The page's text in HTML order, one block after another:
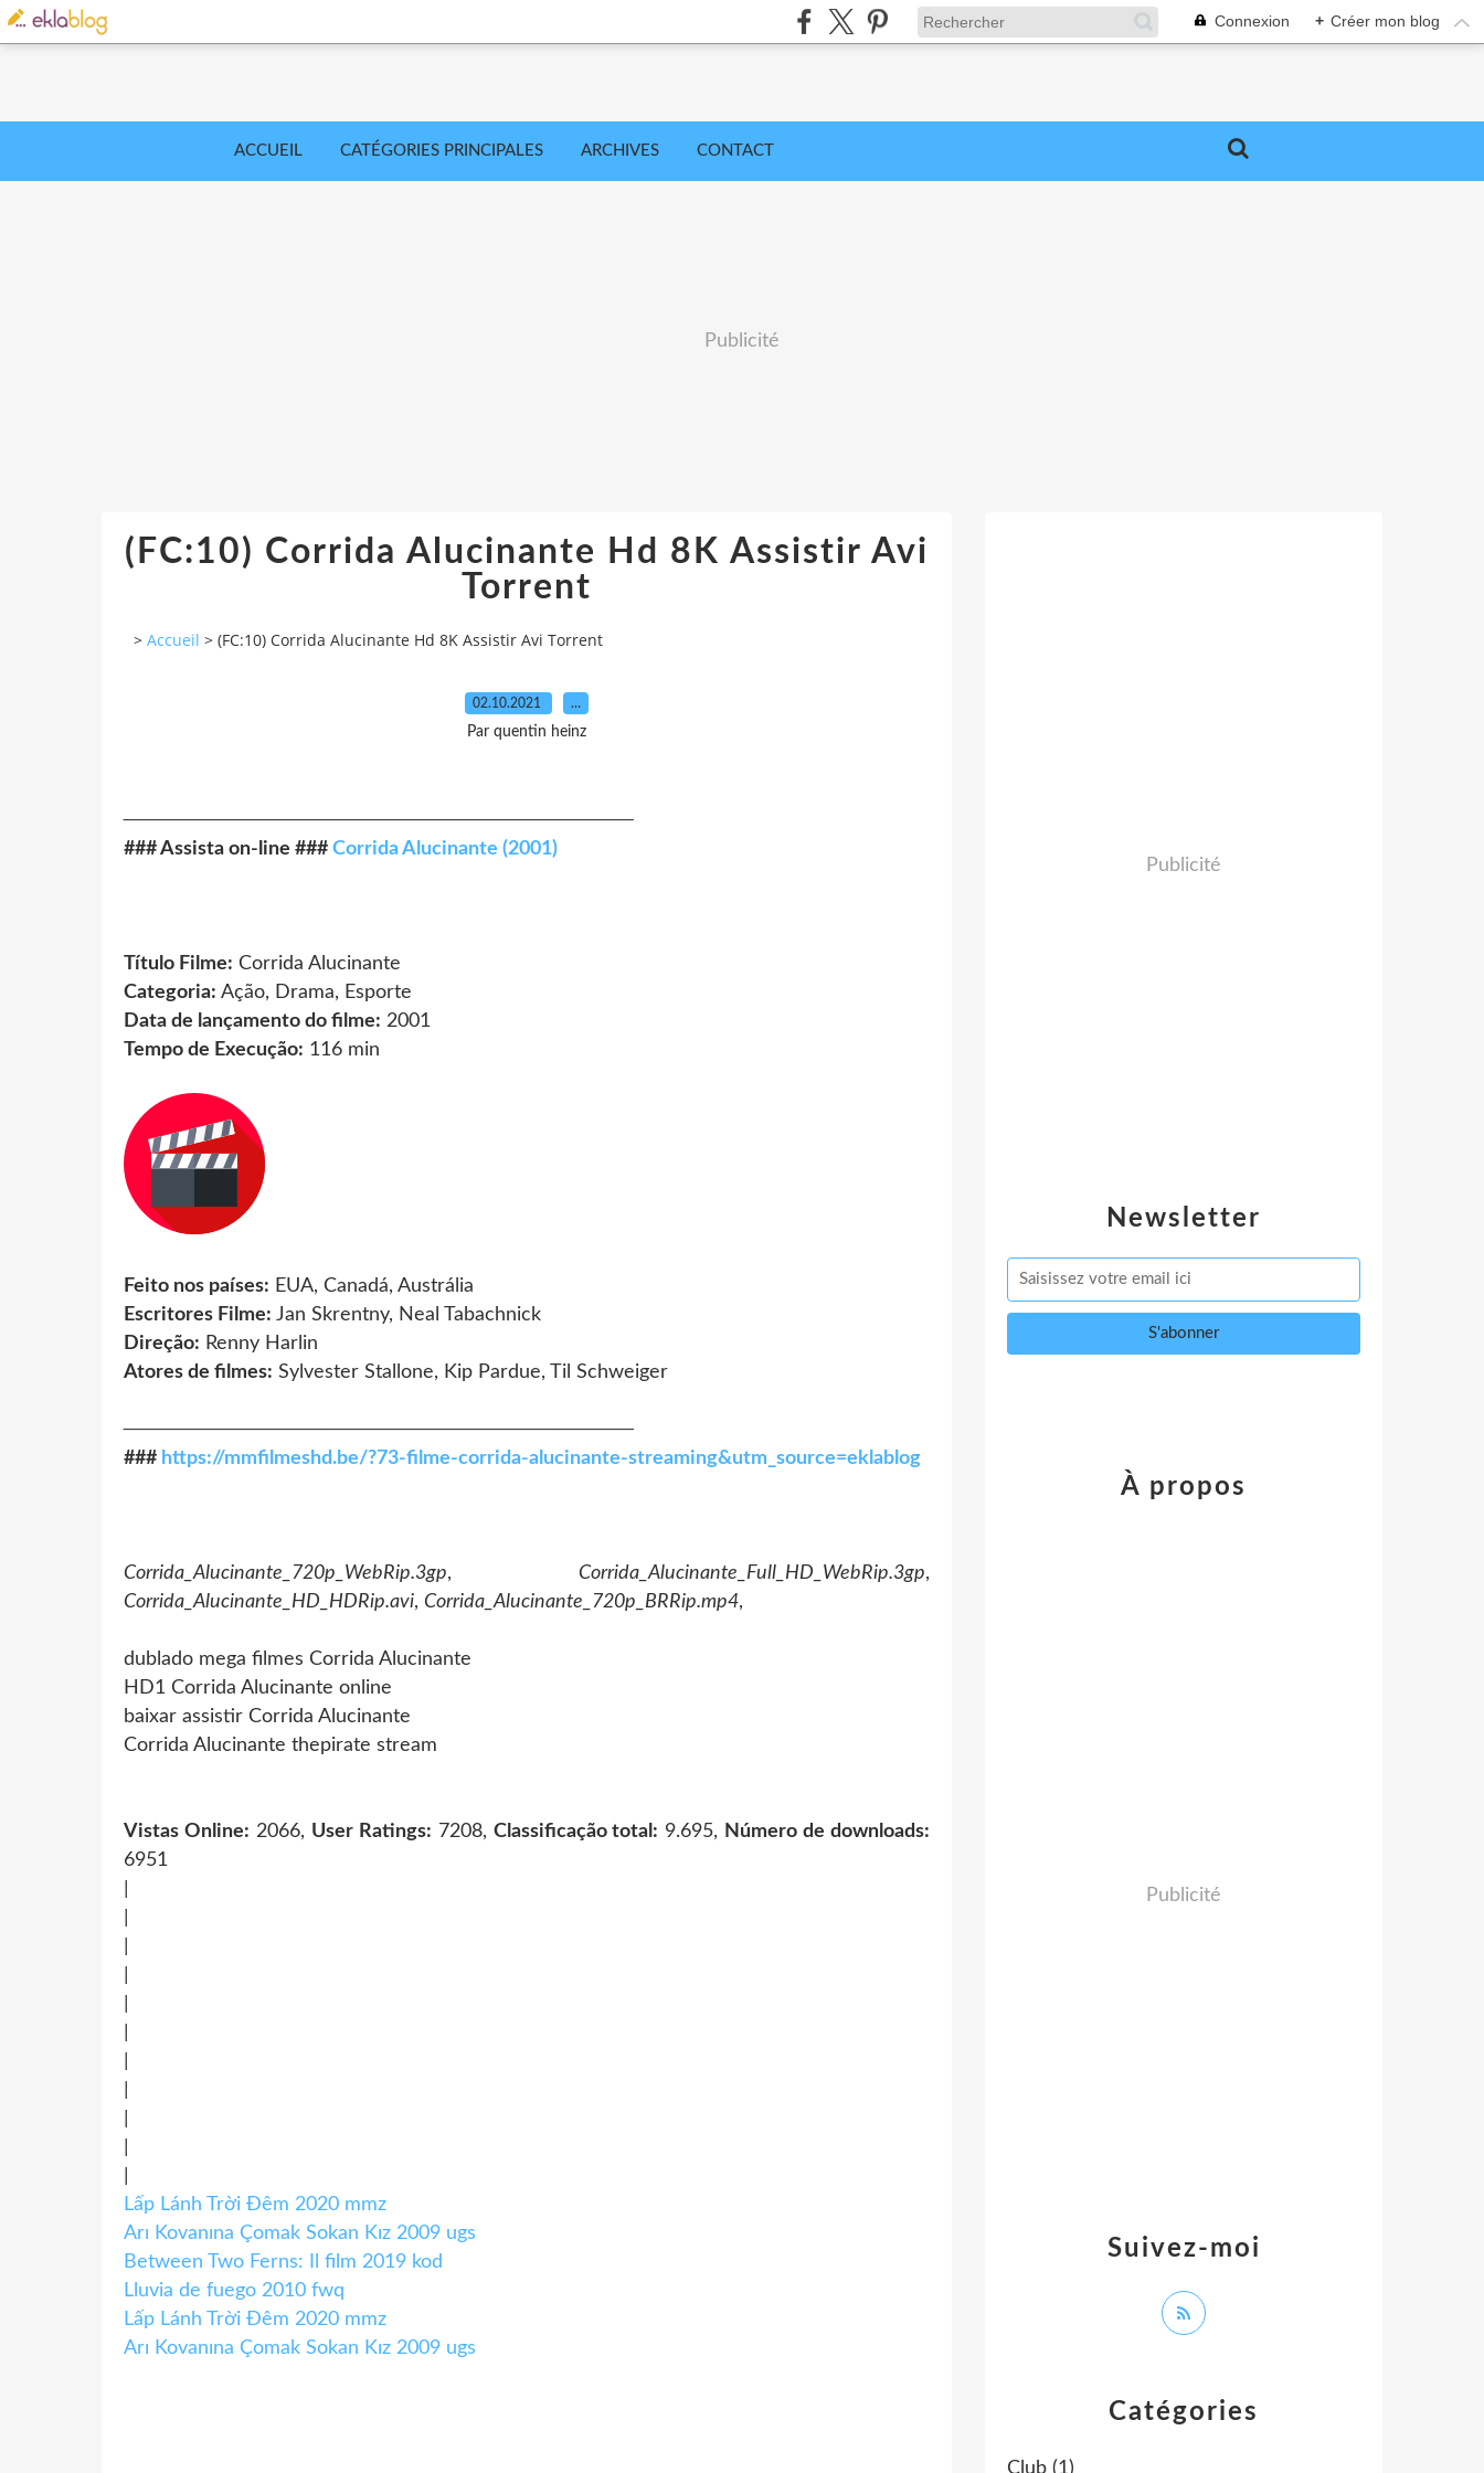
Connexion + Créer mon blog
ACCUEIL CATÉGORIES PRINCIPALES ARCHIVES CONTACT
Publicité
(FC:10) Corrida Alucinante Hd 8K Assistir Avi
Torrent
> Accueil > (FC:10) Corrida Alucinante Hd 8K Assistir Avi Torrent
02.10.2021 …
Par quentin heinz
─────────────────────────────────
### Assista on-line ### Corrida Alucinante (2001)
Título Filme: Corrida Alucinante
Categoria: Ação, Drama, Esporte
Data de lançamento do filme: 2001
Tempo de Execução: 116 min
Feito nos países: EUA, Canadá, Austrália
Escritores Filme: Jan Skrentny, Neal Tabachnick
Direção: Renny Harlin
Atores de filmes: Sylvester Stallone, Kip Pardue, Til Schweiger
─────────────────────────────────
### https://mmfilmeshd.be/?73-filme-corrida-alucinante-streaming&utm_source=eklablog
Corrida_Alucinante_720p_WebRip.3gp, Corrida_Alucinante_Full_HD_WebRip.3gp,
Corrida_Alucinante_HD_HDRip.avi, Corrida_Alucinante_720p_BRRip.mp4,
dublado mega filmes Corrida Alucinante
HD1 Corrida Alucinante online
baixar assistir Corrida Alucinante
Corrida Alucinante thepirate stream
Vistas Online: 2066, User Ratings: 7208, Classificação total: 9.695, Número de downloads:
6951
Lấp Lánh Trời Đêm 2020 mmz
Arı Kovanına Çomak Sokan Kız 2009 ugs
Between Two Ferns: Il film 2019 kod
Lluvia de fuego 2010 fwq
Lấp Lánh Trời Đêm 2020 mmz
Arı Kovanına Çomak Sokan Kız 2009 ugs
Newsletter
Publicité
Catégories
Club (1)
Suivez-moi
À propos
Publicité